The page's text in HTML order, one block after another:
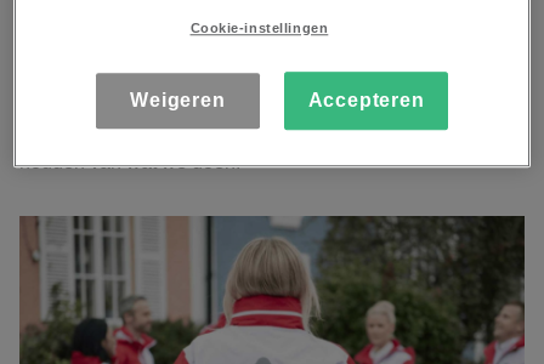
“Onze mensen brengen een aanstekelijke energie en een
onmiskenbaar gevoel van urgentie. We creëren een visie
en inspireren anderen om die visie heen met volledige
betrokkenheid en focus. We zitten er allemaal in en we
houden van wat we doen.
Cookie-instellingen
Weigeren Accepteren